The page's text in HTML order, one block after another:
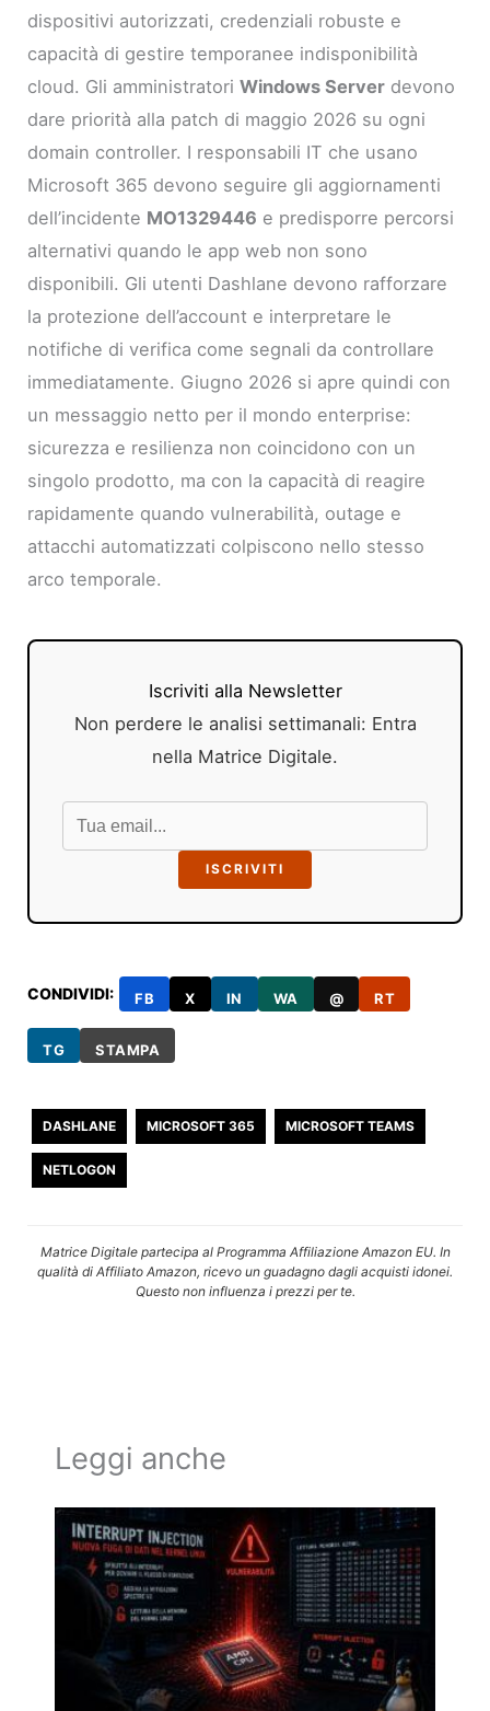
dispositivi autorizzati, credenziali robuste e
capacità di gestire temporanee indisponibilità
cloud. Gli amministratoriWindows Server devono
dare priorità alla patch di maggio 2026 su ogni
domain controller. I responsabili IT che usano
Microsoft 365 devono seguire gli aggiornamenti
dell’incidente MO1329446 e predisporre percorsi
alternativi quando le app web non sono
disponibili. Gli utenti Dashlane devono rafforzare
la protezione dell’account e interpretare le
notifiche di verifica come segnali da controllare
immediatamente. Giugno 2026 si apre quindi con
un messaggio netto per il mondo enterprise:
sicurezza e resilienza non coincidono con un
singolo prodotto, ma con la capacità di reagire
rapidamente quando vulnerabilità, outage e
attacchi automatizzati colpiscono nello stesso
arco temporale.
Iscriviti alla Newsletter
Non perdere le analisi settimanali: Entra
nella Matrice Digitale.
ISCRIVITI
CONDIVIDI: FB X IN WA @ RT
TG STAMPA
DASHLANE MICROSOFT 365 MICROSOFT TEAMS
NETLOGON
Matrice Digitale partecipa al Programma Affiliazione Amazon EU. In
qualità di Affiliato Amazon, ricevo un guadagno dagli acquisti idonei.
Questo non influenza i prezzi per te.
Leggi anche